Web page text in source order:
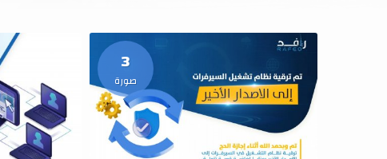
3
صورة